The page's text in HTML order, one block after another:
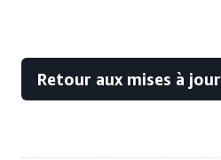
Retour aux mises à jour